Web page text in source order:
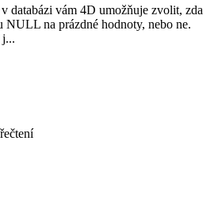
databázi vám 4D umožňuje zvolit, zda
NULL na prázdné hodnoty, nebo ne.